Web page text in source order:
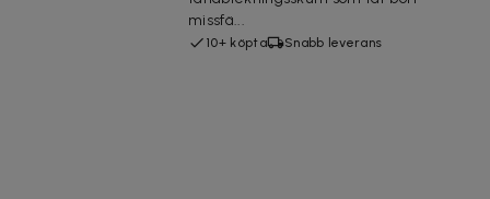
missfä...
10+ köpta Snabb leverans